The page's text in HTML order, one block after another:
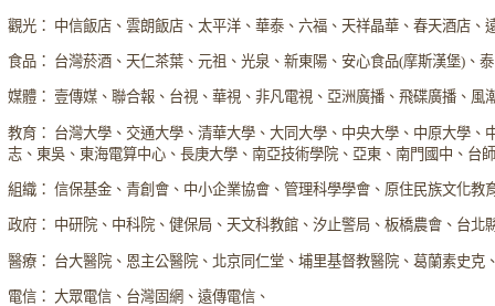
觀光： 中信飯店、雲朗飯店、太平洋、華泰、六福、天祥晶華、春天酒店、
食品： 台灣菸酒、天仁茶葉、元祖、光泉、新東陽、安心食品(摩斯漢堡)、
媒體： 壹傳媒、聯合報、台視、華視、非凡電視、亞洲廣播、飛碟廣播、風
教育： 台灣大學、交通大學、清華大學、大同大學、中央大學、中原大學
志、東吳、東海電算中心、長庚大學、南亞技術學院、亞東、南門國中、
組織： 信保基金、青創會、中小企業協會、管理科學學會、原住民族文化教
政府： 中研院、中科院、健保局、天文科教館、汐止警局、板橋農會、台北
醫療： 台大醫院、恩主公醫院、北京同仁堂、埔里基督教醫院、葛蘭素史克
電信： 大眾電信、台灣固網、遠傳電信、